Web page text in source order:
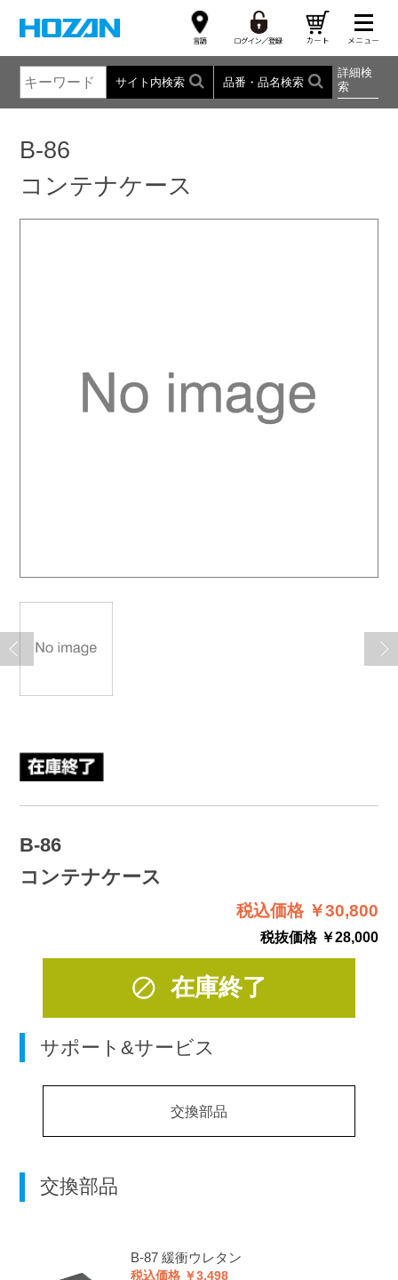
サイト内検索 品番・品名検索
詳細検
索
B-86
コンテナケース
B-86
コンテナケース
税込価格 ￥30,800
税抜価格 ￥28,000
在庫終了
サポート&サービス
交換部品
交換部品
B-87 緩衝ウレタン
税込価格 ￥3,498